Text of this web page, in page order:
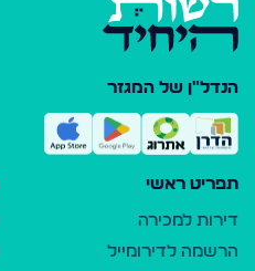
הנדל"ן של המגזר
תפריט ראשי
דירות למכירה
הרשמה לדירומייל